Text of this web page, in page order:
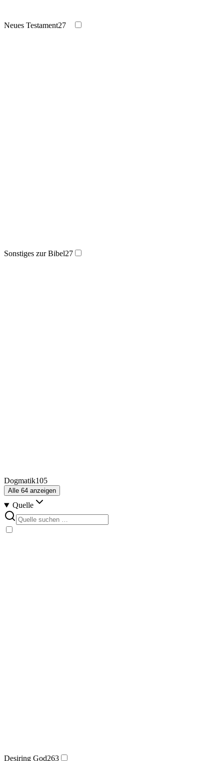
Neues Testament27
Sonstiges zur Bibel27
Dogmatik105
Alle 64 anzeigen
Quelle
Desiring God263